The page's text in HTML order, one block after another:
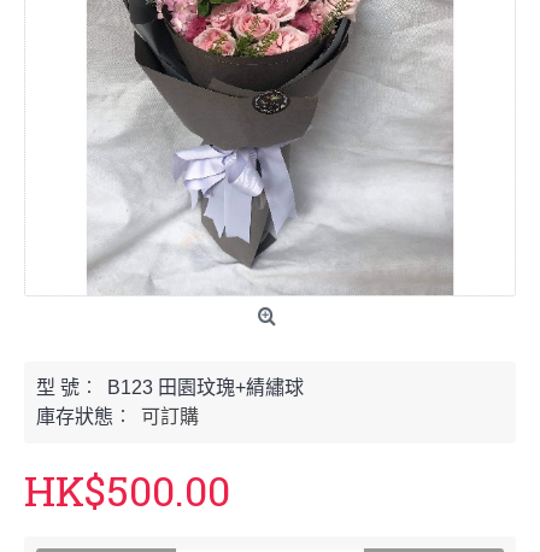
型 號︰
B123 田園玟瑰+綪繡球
庫存狀態︰
可訂購
HK$500.00